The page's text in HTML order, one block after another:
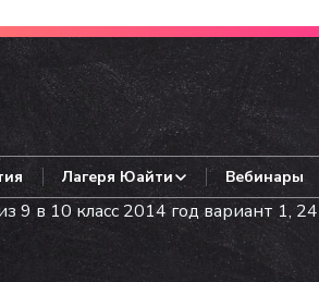
варианты.
Лагеря Юайти Вебинары
в 10 класс 2014 год вариант 1, 24